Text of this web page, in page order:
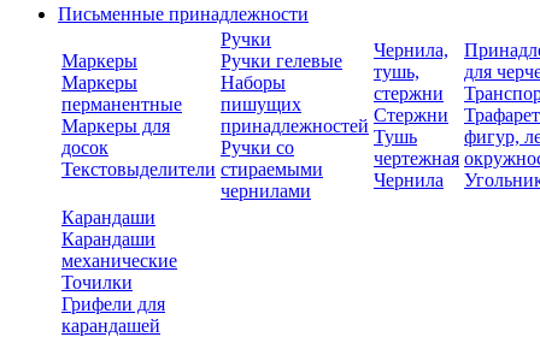
Письменные принадлежности
Маркеры
Маркеры
перманентные
Маркеры для
досок
Текстовыделители
Ручки
Ручки гелевые
Наборы
пишущих
принадлежностей
Ручки со
стираемыми
чернилами
Чернила,
тушь,
стержни
Стержни
Тушь
чертежная
Чернила
для
фигур,
Карандаши
Карандаши
механические
Точилки
Грифели для
карандашей